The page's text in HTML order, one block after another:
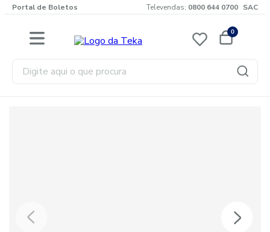
Portal de Boletos Televendas: 0800 644 0700 SAC
0
Digite aqui o que procura